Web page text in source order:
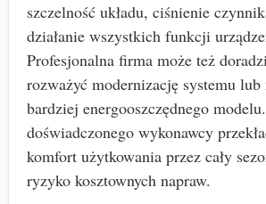
szczelność układu, ciśnienie
działanie wszystkich funkcji
Profesjonalna firma może też
rozważyć modernizację systemu lub
bardziej energooszczędnego
doświadczonego wykonawcy
komfort użytkowania przez cały
ryzyko kosztownych napraw.